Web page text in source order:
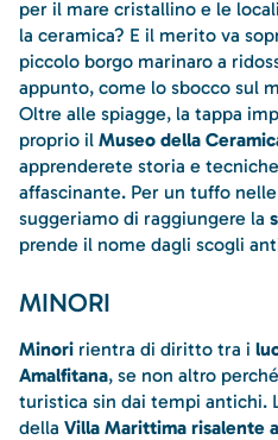
per il mare cristallino e le
la ceramica? E il merito va
piccolo borgo marinaro a
appunto, come lo sbocco sul
Oltre alle spiagge, la tappa
proprio il Museo della
apprenderete storia e
affascinante. Per un tuffo
suggeriamo di raggiungere la
prende il nome dagli scogli
MINORI
Minori rientra di diritto tra i
Amalfitana, se non altro
turistica sin dai tempi antichi.
della Villa Marittima risalente